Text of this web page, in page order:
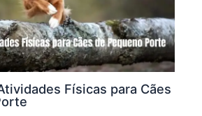
Físicas para Cães